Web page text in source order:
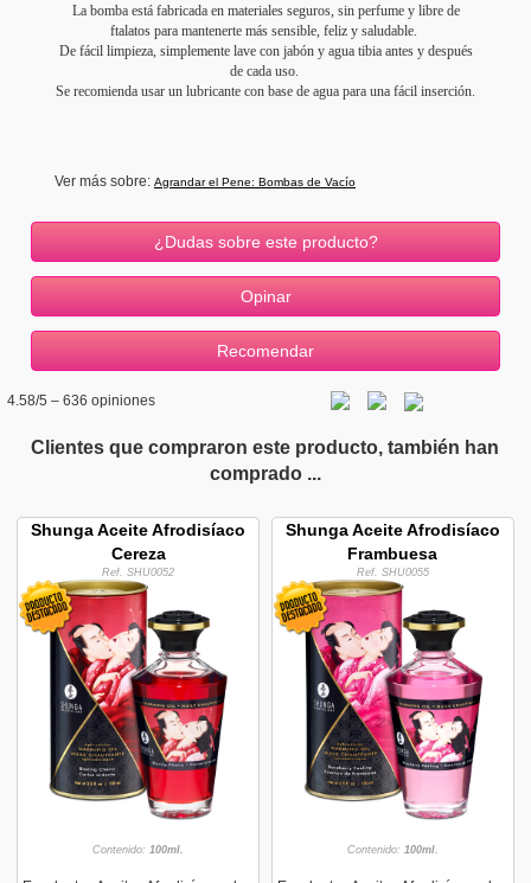
La bomba está fabricada en materiales seguros, sin perfume y libre de
ftalatos para mantenerte más sensible, feliz y saludable.
De fácil limpieza, simplemente lave con jabón y agua tibia antes y después
de cada uso.
Se recomienda usar un lubricante con base de agua para una fácil inserción.
Ver más sobre: Agrandar el Pene: Bombas de Vacío
¿Dudas sobre este producto?
4.58/5 – 636 opiniones
Clientes que compraron este producto, también han
comprado ...
Shunga Aceite Afrodisíaco
Cereza
Ref. SHU0052
Contenido: 100ml.
Shunga Aceite Afrodisíaco
Frambuesa
Ref. SHU0055
Contenido: 100ml.